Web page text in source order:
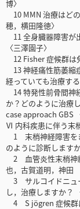
博〉
10 MMN 治療はど
穂，横田隆徳〉
11 全身臓器障害が
〈三澤園子〉
12 Fisher 症候群は
13 神経痛性筋萎縮
経っていても治療す
14 特発性前骨間神
か？どのように治療
case approach GBS
Ⅵ 内科疾患に伴う末
1 末梢神経障害を
のように診断します
2 血管炎性末梢神
也，古賀道明，神田
3 サルコイドニュ
し，治療しますか？
4 S jögren 症候群